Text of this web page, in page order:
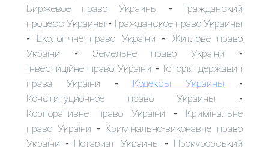
Биржевое право Украины - Гражданский
процесс Украины - Гражданское право Украины
- Екологічне право України - Житлове право
України - Земельне право України -
Інвестиційне право України - Історія держави і
права України - Кодексы Украины -
Конституционное право Украины -
Корпоративне право України - Кримінальне
право України - Кримінально-виконавче право
України - Нотариат Украины - Прокурорський